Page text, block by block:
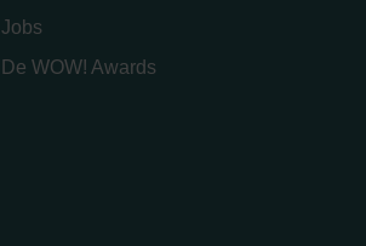
Jobs
De WOW! Awards